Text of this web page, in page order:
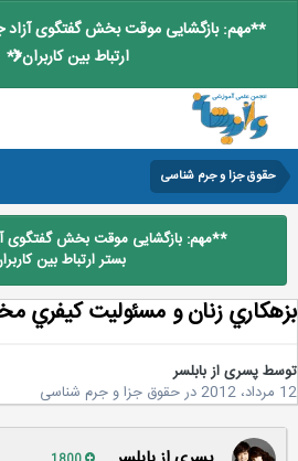
**مهم: بازگشایی موقت بخش گفتگوی آزاد
ارتباط بین کاربران**
حقوق جزا و جرم شناسی
**مهم: بازگشایی موقت بخش گفتگوی
بستر ارتباط بین
زنان و مسئوليت كيفري
پسری از بابلسر
درحقوق جزا و جرم شناسی